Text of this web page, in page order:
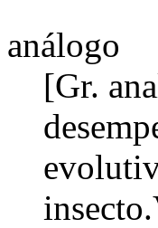
análogo
[Gr.
insecto.